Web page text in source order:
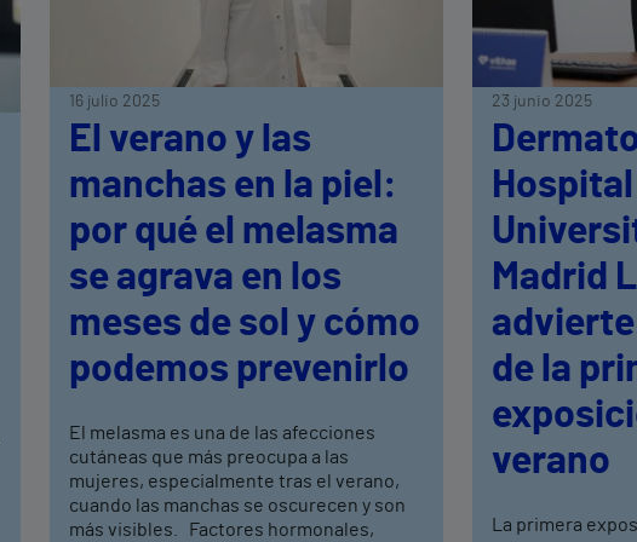
16 julio 2025
El verano y las
manchas en la piel:
por qué el melasma
se agrava en los
meses de sol y cómo
podemos prevenirlo
El melasma es una de las afecciones
cutáneas que más preocupa a las
mujeres, especialmente tras el verano,
cuando las manchas se oscurecen y son
más visibles. Factores hormonales,
23 junio 2025
Hospital
Madrid
de la
verano
La primera